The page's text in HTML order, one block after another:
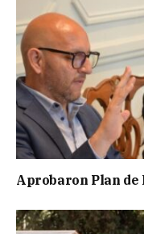
Aprobaron Plan de